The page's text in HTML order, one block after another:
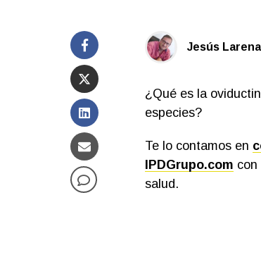
Jesús Larena
¿Qué es la
especies?
Te lo contamos en
IPDGrupo.com con
salud.